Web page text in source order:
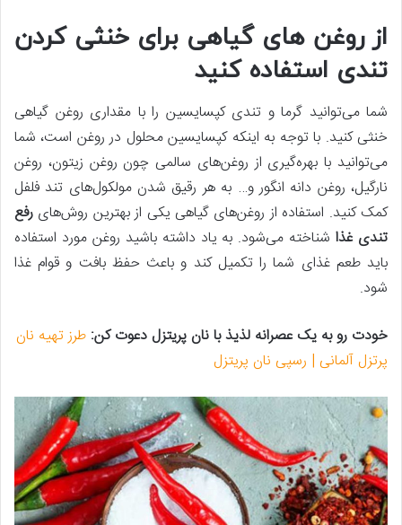
از روغن‌ های گیاهی برای خنثی کردن
تندی استفاده کنید
شما می‌توانید گرما و تندی کپسایسین را با مقداری روغن گیاهی
خنثی کنید. با توجه به اینکه کپسایسین محلول در روغن است، شما
می‌توانید با بهره‌گیری از روغن‌های سالمی چون روغن زیتون، روغن
نارگیل، روغن دانه انگور و… به هر رقیق شدن مولکول‌های تند فلفل
کمک کنید. استفاده از روغن‌های گیاهی یکی از بهترین روش‌های رفع
تندی غذاشناخته می‌شود. به یاد داشته باشید روغن مورد استفاده
باید طعم غذای شما را تکمیل کند و باعث حفظ بافت و قوام غذا
شود.
خودت رو به یک عصرانه لذیذ با نان پریتزل دعوت کن: طرز تهیه نان
پرتزل آلمانی | رسپی نان پریتزل